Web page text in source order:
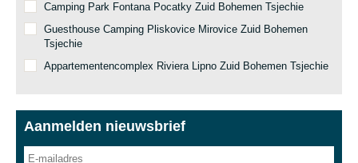
Camping Park Fontana Pocatky Zuid Bohemen Tsjechie
Guesthouse Camping Pliskovice Mirovice Zuid Bohemen
Tsjechie
Appartementencomplex Riviera Lipno Zuid Bohemen Tsjechie
Aanmelden nieuwsbrief